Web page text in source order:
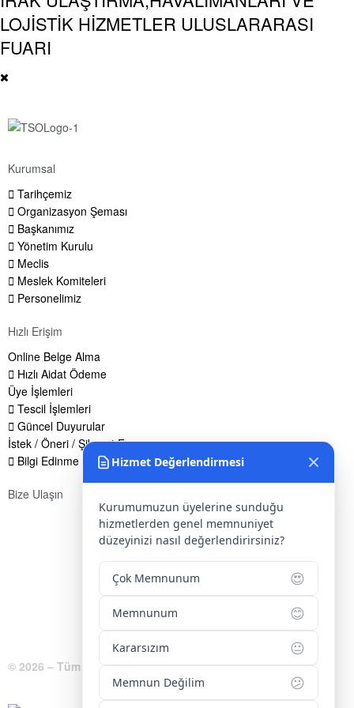
LOJİSTİK HİZMETLER ULUSLARARASI
FUARI
Kurumsal
Tarihçemiz
Organizasyon Şeması
Başkanımız
Yönetim Kurulu
Meclis
Meslek Komiteleri
Personelimiz
Hızlı Erişim
Online Belge Alma
Hızlı Aidat Ödeme
Üye İşlemleri
Tescil İşlemleri
Güncel Duyurular
İstek / Öneri / Şikayet Formu
Bilgi Edinme Hakkı
Bize Ulaşın
Yenice Mah. Atatürk Cad. Tüccarlar İşhanı Kat:1 No:1
KIRŞEHİR / TÜRKİYE
0 386 213 11 86
0 544 213 11 86
bilgi@kirsehirtso.org.tr
© 2026 – Tüm Hakları Saklıdır.
Hizmet Değerlendirmesi
Kurumumuzun üyelerine sunduğu
hizmetlerden genel memnuniyet
düzeyinizi nasıl değerlendirirsiniz?
Çok Memnunum 😍
Memnunum 😊
Kararsızım 😐
Memnun Değilim 😕